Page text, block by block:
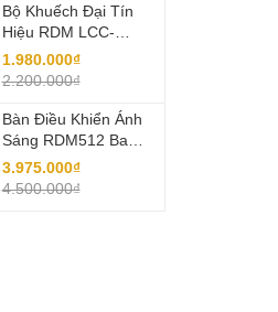
Bộ Khuếch Đại Tín
Hiệu RDM LCC-
KD8C
1.980.000₫
2.200.000₫
Bàn Điều Khiển Ánh
Sáng RDM512 Bao
Gồm Hộp Đựng Bàn
3.975.000₫
4.500.000₫